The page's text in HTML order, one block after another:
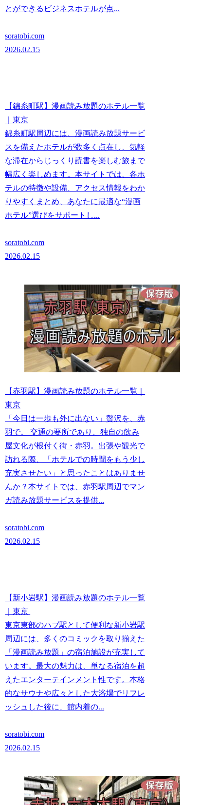
とができるビジネスホテルが点...
soratobi.com
2026.02.15
【錦糸町駅】漫画読み放題のホテル一覧
｜東京
錦糸町駅周辺には、漫画読み放題サービ
スを備えたホテルが数多く点在し、気軽
な滞在からじっくり読書を楽しむ旅まで
幅広く楽しめます。本サイトでは、各ホ
テルの特徴や設備、アクセス情報をわか
りやすくまとめ、あなたに最適な“漫画
ホテル”選びをサポートし...
soratobi.com
2026.02.15
【赤羽駅】漫画読み放題のホテル一覧｜
東京
「今日は一歩も外に出ない」贅沢を、赤
羽で。 交通の要所であり、独自の飲み
屋文化が根付く街・赤羽。出張や観光で
訪れる際、「ホテルでの時間をもう少し
充実させたい」と思ったことはありませ
んか？本サイトでは、赤羽駅周辺でマン
ガ読み放題サービスを提供...
soratobi.com
2026.02.15
【新小岩駅】漫画読み放題のホテル一覧
｜東京
東京東部のハブ駅として便利な新小岩駅
周辺には、多くのコミックを取り揃えた
「漫画読み放題」の宿泊施設が充実して
います。最大の魅力は、単なる宿泊を超
えたエンターテインメント性です。本格
的なサウナや広々とした大浴場でリフレ
ッシュした後に、館内着の...
soratobi.com
2026.02.15